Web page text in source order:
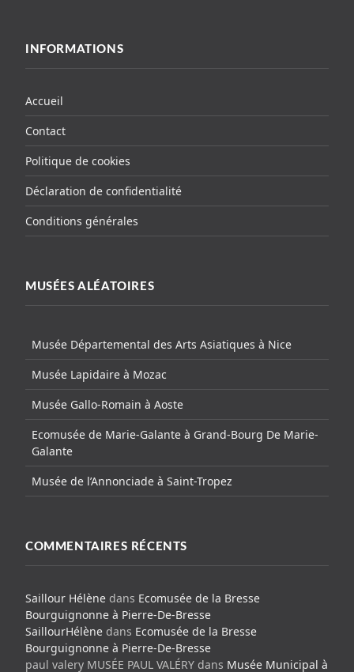
INFORMATIONS
Accueil
Contact
Politique de cookies
Déclaration de confidentialité
Conditions générales
MUSÉES ALÉATOIRES
Musée Départemental des Arts Asiatiques à Nice
Musée Lapidaire à Mozac
Musée Gallo-Romain à Aoste
Ecomusée de Marie-Galante à Grand-Bourg De Marie-
Galante
Musée de l’Annonciade à Saint-Tropez
COMMENTAIRES RÉCENTS
Saillour Hélène dans Ecomusée de la Bresse
Bourguignonne à Pierre-De-Bresse
SaillourHélène dans Ecomusée de la Bresse
Bourguignonne à Pierre-De-Bresse
paul valery MUSÉE PAUL VALÉRY dans Musée Municipal à